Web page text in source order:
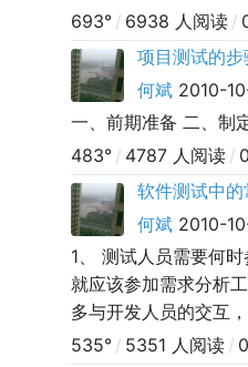
693° / 6938 人阅读 /
项目测试的步
何斌 2010-
一、前期准备 二、制
483° / 4787 人阅读 /
软件测试中
何斌 2010-
1、 测试人员需要何
就应该参加需求分析
多与开发人员的交互
的编写思路，为项目
535° / 5351 人阅读 /